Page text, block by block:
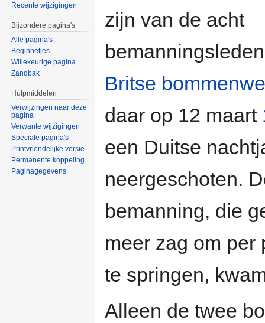
zijn van de acht
Britse
daar op 12 maart
een Duitse
neergeschoten.
bemanning, die
meer zag om per
te springen,
Alleen de twee
Recente wijzigingen
Bijzondere pagina's
Alle pagina's
Beginnetjes
Willekeurige pagina
Zandbak
Hulpmiddelen
Verwijzingen naar deze
pagina
Verwante wijzigingen
Speciale pagina's
Printvriendelijke versie
Permanente koppeling
Paginagegevens